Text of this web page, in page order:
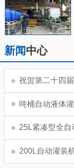
新闻中心
祝贺第二十四
吨桶自动液体
25L紧凑型全自
200L自动灌装